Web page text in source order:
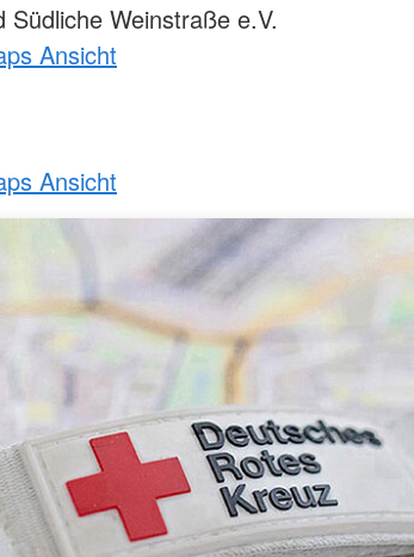
Weinstraße e.V.
Ansicht
Ansicht